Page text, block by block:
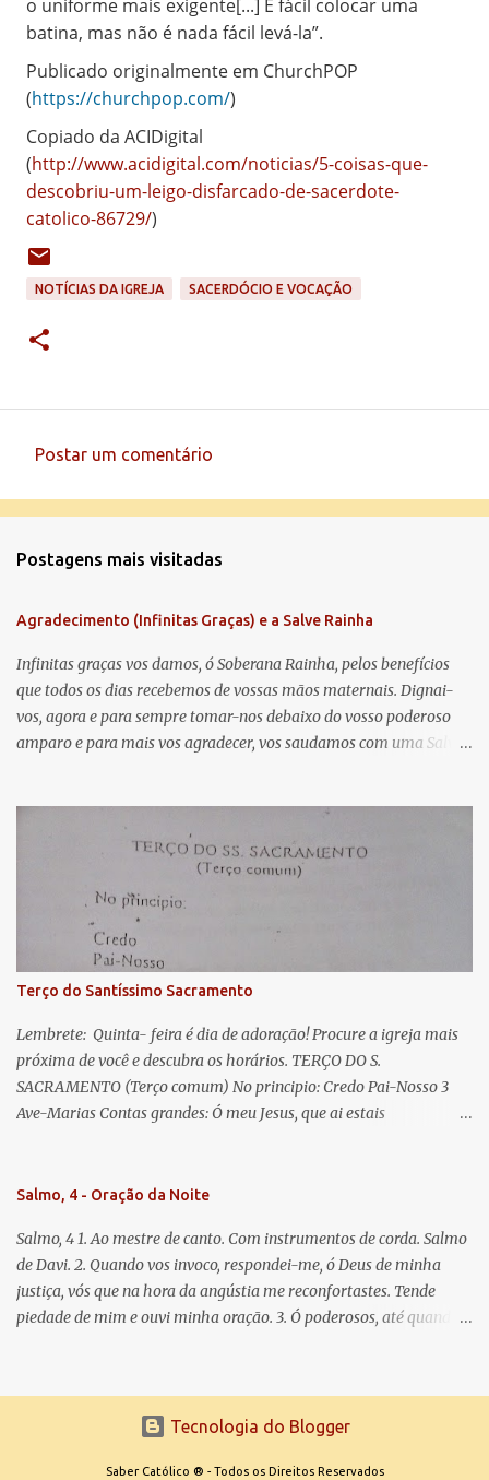
o uniforme mais exigente[...] É fácil colocar uma
batina, mas não é nada fácil levá-la”.
Publicado originalmente em ChurchPOP
(https://churchpop.com/)
Copiado da ACIDigital
(http://www.acidigital.com/noticias/5-coisas-que-
descobriu-um-leigo-disfarcado-de-sacerdote-
catolico-86729/)
NOTÍCIAS DA IGREJA SACERDÓCIO E VOCAÇÃO
e
t
á
r
i
o
Postar um comentário
Postagens mais visitadas
Agradecimento (Infinitas Graças) e a Salve Rainha
Infinitas graças vos damos, ó Soberana Rainha, pelos benefícios
que todos os dias recebemos de vossas mãos maternais. Dignai-
vos, agora e para sempre tomar-nos debaixo do vosso poderoso
amparo e para mais vos agradecer, vos saudamos com uma Salve
lágrimas. Eia, pois, Advogada nossa, estes vossos olhos
misericordiosos a nós volvei, e depois deste desterro, mostrai-nos
Jesus. Bendito é o fruto do vosso ventre, ó clemente, ó piedosa, ó
doce e sempre Virgem Maria. Rogai por nós Santa Mãe de Deus.
Para que sejamos dignos das promessas de Cristo. Amém.
Terço do Santíssimo Sacramento
Lembrete: Quinta- feira é dia de adoração! Procure a igreja mais
próxima de você e descubra os horários. TERÇO DO S.
SACRAMENTO (Terço comum) No principio: Credo Pai-Nosso 3
Ave-Marias Contas grandes: Ó meu Jesus, que ai estais
Vós morra eu! Nas contas pequenas: Sacramento de Amor!
que nos salva, dá-nos Vossa força, Vosso perdão e a Vossa
misericórdia. (no fim) Rezar 3 vezes: Louvores e graças se deem a
cada momento ao Santíssimo e Diviníssimo Sacramento.
Salmo, 4 - Oração da Noite
Salmo, 4 1. Ao mestre de canto. Com instrumentos de corda. Salmo
de Davi. 2. Quando vos invoco, respondei-me, ó Deus de minha
justiça, vós que na hora da angústia me reconfortastes. Tende
piedade de mim e ouvi minha oração. 3. Ó poderosos, até quando
o Senhor me ouviu quando o invoquei. 5. Tremei, mas sem pecar;
refleti em vossos corações, quando estiverdes em vossos leitos, e
Senhor. 7. Dizem muitos: Quem nos fará ver a felicidade? Fazei
Tecnologia do Blogger
Saber Católico ® - Todos os Direitos Reservados